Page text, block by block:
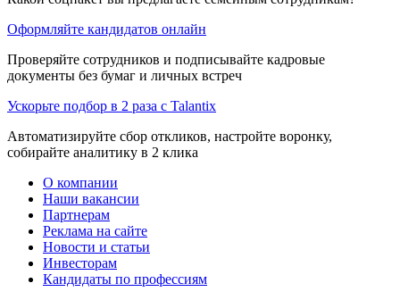
Оформляйте кандидатов онлайн
Проверяйте сотрудников и подписывайте кадровые
документы без бумаг и личных встреч
Ускорьте подбор в 2 раза с Talantix
Автоматизируйте сбор откликов, настройте воронку,
собирайте аналитику в 2 клика
О компании
Наши вакансии
Партнерам
Реклама на сайте
Новости и статьи
Инвесторам
Кандидаты по профессиям